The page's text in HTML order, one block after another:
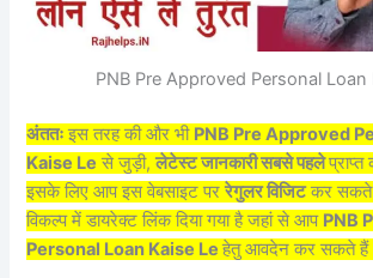
PNB Pre Approved Personal Loan
अंततःइस तरह की और भी PNB Pre Approved
Kaise Le से जुड़ी,लेटेस्ट जानकारी सबसे पहले
इसके लिए आप इस वेबसाइट पररेगुलर विजिटकर
विकल्प में डायरेक्ट लिंक दिया गया है जहां से आप PNB
Personal Loan Kaise Leहेतु आवदेन कर सकते